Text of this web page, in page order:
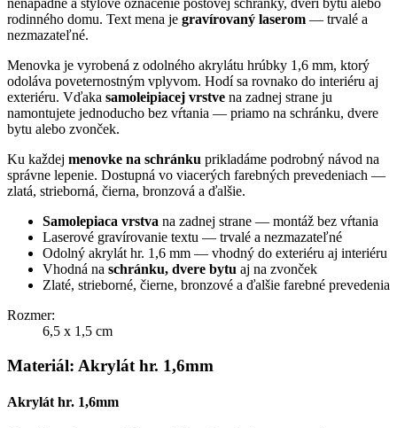
rodinného domu. Text mena je gravírovaný laserom — trvalé a
nezmazateľné.
Menovka je vyrobená z odolného akrylátu hrúbky 1,6 mm, ktorý
odoláva poveternostným vplyvom. Hodí sa rovnako do interiéru aj
exteriéru. Vďaka samoleipiacej vrstve na zadnej strane ju
namontujete jednoducho bez vŕtania — priamo na schránku, dvere
bytu alebo zvonček.
Ku každej menovke na schránku prikladáme podrobný návod na
správne lepenie. Dostupná vo viacerých farebných prevedeniach —
zlatá, strieborná, čierna, bronzová a ďalšie.
Samolepiaca vrstva na zadnej strane — montáž bez vŕtania
Laserové gravírovanie textu — trvalé a nezmazateľné
Odolný akrylát hr. 1,6 mm — vhodný do exteriéru aj interiéru
Vhodná na schránku, dvere bytu aj na zvonček
Zlaté, strieborné, čierne, bronzové a ďalšie farebné prevedenia
Rozmer:
6,5 x 1,5 cm
Materiál: Akrylát hr. 1,6mm
Akrylát hr. 1,6mm